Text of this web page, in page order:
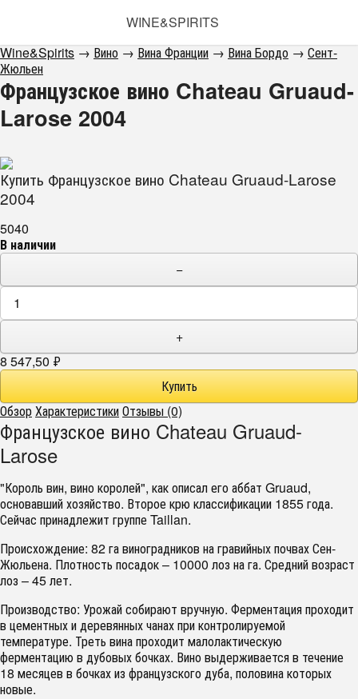
WINE&SPIRITS
Wine&Spirits → Вино → Вина Франции → Вина Бордо → Сент-
Жюльен
Французское вино Chateau Gruaud-
Larose 2004
Купить Французское вино Chateau Gruaud-Larose
2004
5040
В наличии
−
+
8 547,50 ₽
ОбзорХарактеристикиОтзывы (0)
Французское вино Chateau Gruaud-
Larose
"Король вин, вино королей", как описал его аббат Gruaud,
основавший хозяйство. Второе крю классификации 1855 года.
Сейчас принадлежит группе Taillan.
Происхождение: 82 га виноградников на гравийных почвах Сен-
Жюльена. Плотность посадок – 10000 лоз на га. Средний возраст
лоз – 45 лет.
Производство: Урожай собирают вручную. Ферментация проходит
в цементных и деревянных чанах при контролируемой
температуре. Треть вина проходит малолактическую
ферментацию в дубовых бочках. Вино выдерживается в течение
18 месяцев в бочках из французского дуба, половина которых
новые.